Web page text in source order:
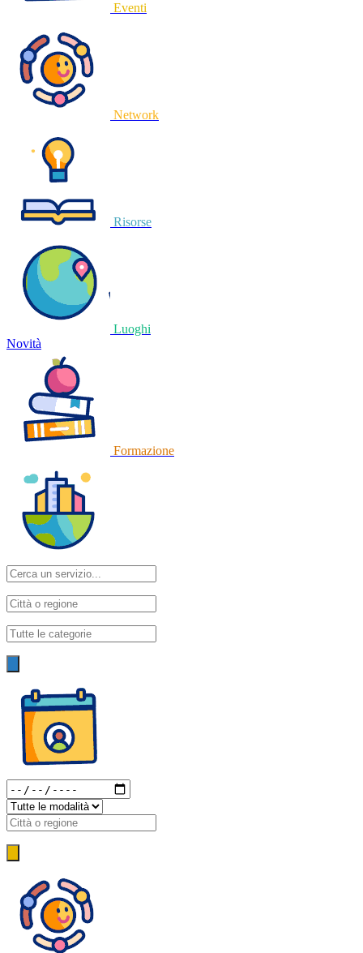
Eventi
Network
Risorse
Luoghi
Novità
Formazione